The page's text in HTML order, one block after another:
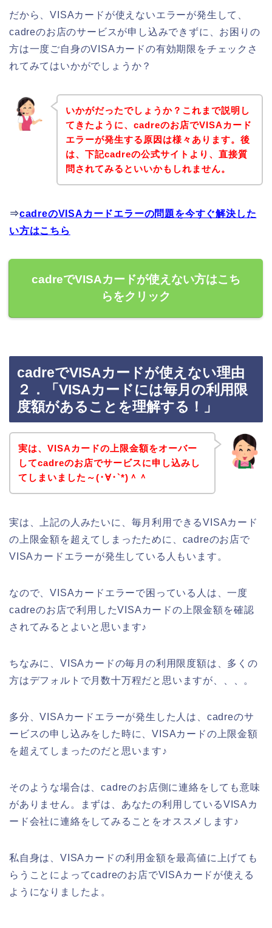
だから、VISAカードが使えないエラーが発生して、
cadreのお店のサービスが申し込みできずに、お困りの
方は一度ご自身のVISAカードの有効期限をチェックさ
れてみてはいかがでしょうか？
いかがだったでしょうか？これまで説明し
てきたように、cadreのお店でVISAカード
エラーが発生する原因は様々あります。後
は、下記cadreの公式サイトより、直接質
問されてみるといいかもしれません。
⇒cadreのVISAカードエラーの問題を今すぐ解決した
い方はこちら
cadreでVISAカードが使えない方はこち
らをクリック
cadreでVISAカードが使えない理由
２．「VISAカードには毎月の利用限
度額があることを理解する！」
実は、VISAカードの上限金額をオーバー
してcadreのお店でサービスに申し込みし
てしまいました～(･∀･`*)＾＾
実は、上記の人みたいに、毎月利用できるVISAカード
の上限金額を超えてしまったために、cadreのお店で
VISAカードエラーが発生している人もいます。
なので、VISAカードエラーで困っている人は、一度
cadreのお店で利用したVISAカードの上限金額を確認
されてみるとよいと思います♪
ちなみに、VISAカードの毎月の利用限度額は、多くの
方はデフォルトで月数十万程だと思いますが、、、。
多分、VISAカードエラーが発生した人は、cadreのサ
ービスの申し込みをした時に、VISAカードの上限金額
を超えてしまったのだと思います♪
そのような場合は、cadreのお店側に連絡をしても意味
がありません。まずは、あなたの利用しているVISAカ
ード会社に連絡をしてみることをオススメします♪
私自身は、VISAカードの利用金額を最高値に上げても
らうことによってcadreのお店でVISAカードが使える
ようになりましたよ。